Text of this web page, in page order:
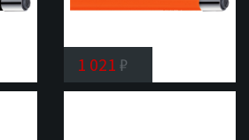
1 021 ₽
Гибкий